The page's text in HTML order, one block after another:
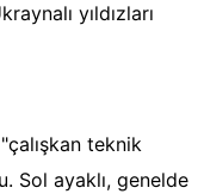
yıldızları
teknik
Sol ayaklı, genelde